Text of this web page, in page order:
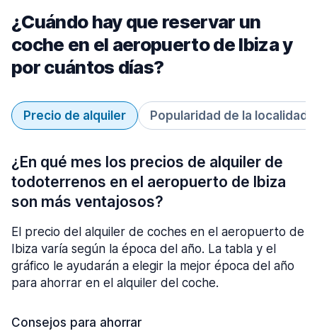
¿Cuándo hay que reservar un
coche en el aeropuerto de Ibiza y
por cuántos días?
Precio de alquiler Popularidad de la localidad
¿En qué mes los precios de alquiler de
todoterrenos en el aeropuerto de Ibiza
son más ventajosos?
El precio del alquiler de coches en el aeropuerto de
Ibiza varía según la época del año. La tabla y el
gráfico le ayudarán a elegir la mejor época del año
para ahorrar en el alquiler del coche.
Consejos para ahorrar